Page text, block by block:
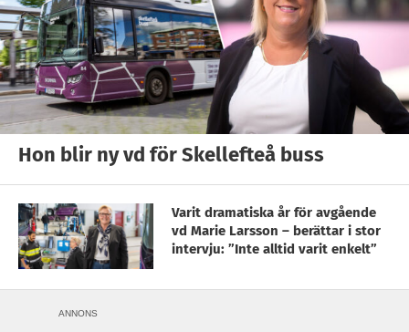
Hon blir ny vd för Skellefteå buss
Varit dramatiska år för avgående
vd Marie Larsson – berättar i stor
intervju: ”Inte alltid varit enkelt”
ANNONS